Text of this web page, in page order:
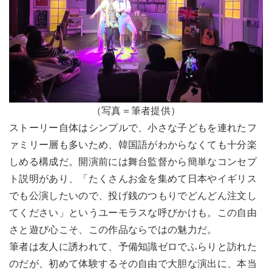
（写真＝筆者提供）
ストーリー自体はシンプルで、小さな子どもを連れたフ
ァミリー層も多いため、韓国語がわからなくても十分楽
しめる構成だ。開演前には舞台監督から簡単なコンセプ
ト説明があり、「たくさんお金を集めて日本やイギリス
でも公演したいので、投げ銭のつもりでどんどん注文し
てください」というユーモラスな呼びかけも。この自由
さと遊び心こそ、この作品ならではの魅力だ。
筆者は友人に誘われて、予備知識ゼロでふらりと訪れた
のだが、初めて体験するその自由で大胆な演出に、本当